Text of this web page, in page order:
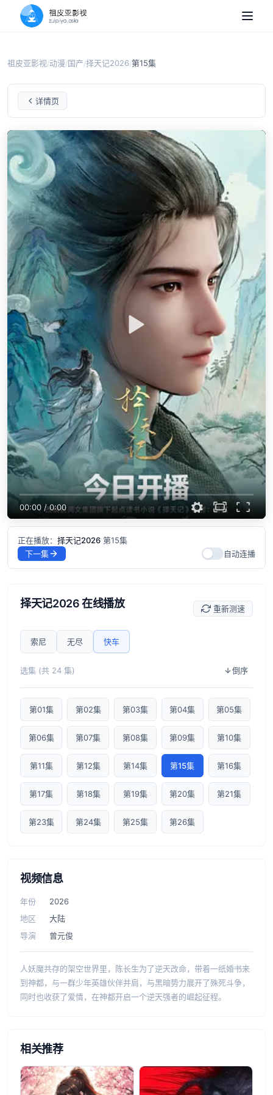
祖皮亚影视/动漫/国产/择天记2026/第15集
择天记2026
第15集详情页
00:00 /0:00
正在播放： 择天记2026 第15集
下一集
自动连播
择天记2026 在线播放 重新测速
索尼 无尽 快车
选集 (共 24 集) 倒序
第01集 第02集 第03集 第04集 第05集
第06集 第07集 第08集 第09集 第10集
第11集 第12集 第14集 第15集 第16集
第17集 第18集 第19集 第20集 第21集
第23集 第24集 第25集 第26集
视频信息
年份
2026
地区
大陆
导演
曾元俊
人妖魔共存的架空世界里，陈长生为了逆天改命，带着一纸婚书来
到神都，与一群少年英雄伙伴并肩，与黑暗势力展开了殊死斗争，
同时也收获了爱情，在神都开启一个逆天强者的崛起征程。
相关推荐